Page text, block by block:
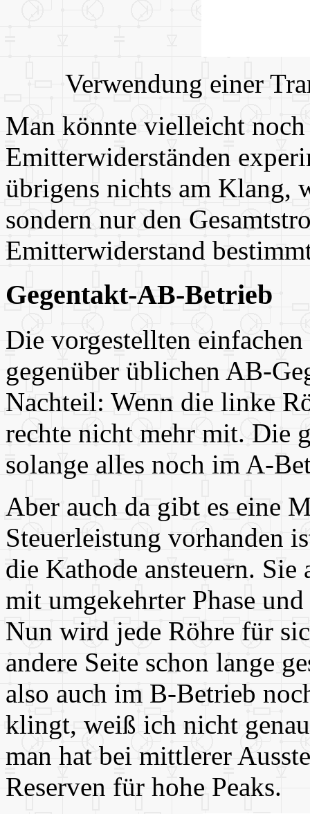
Verwendung einer
Man könnte vielleicht
Emitterwiderständen
übrigens nichts am Klang,
sondern nur den
Emitterwiderstand
Gegentakt-AB-Betrieb
Die vorgestellten
gegenüber üblichen AB-
Nachteil: Wenn die linke
rechte nicht mehr mit. Die
solange alles noch im A-
Aber auch da gibt es eine
Steuerleistung vorhanden
die Kathode ansteuern. Sie
mit umgekehrter Phase
Nun wird jede Röhre für
andere Seite schon lange
also auch im B-Betrieb
klingt, weiß ich nicht
man hat bei mittlerer
Reserven für hohe Peaks.